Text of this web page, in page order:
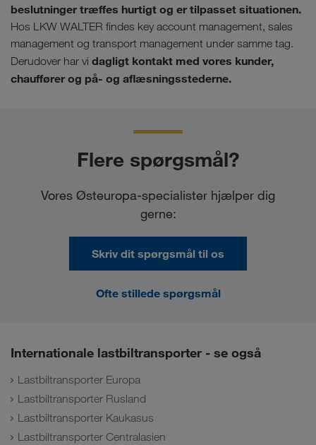
beslutninger træffes hurtigt og er tilpasset situationen.
Hos LKW WALTER findes key account management, sales
management og transport management under samme tag.
Derudover har vi dagligt kontakt med vores kunder,
chauffører og på- og aflæsningsstederne.
Flere spørgsmål?
Vores Østeuropa-specialister hjælper dig
gerne:
Skriv dit spørgsmål til os
Ofte stillede spørgsmål
Internationale lastbiltransporter - se også
Lastbiltransporter Europa
Lastbiltransporter Rusland
Lastbiltransporter Kaukasus
Lastbiltransporter Centralasien